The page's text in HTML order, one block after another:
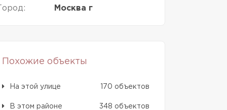
Город: Москва г
Похожие объекты
На этой улице 170 объектов
В этом районе 348 объектов